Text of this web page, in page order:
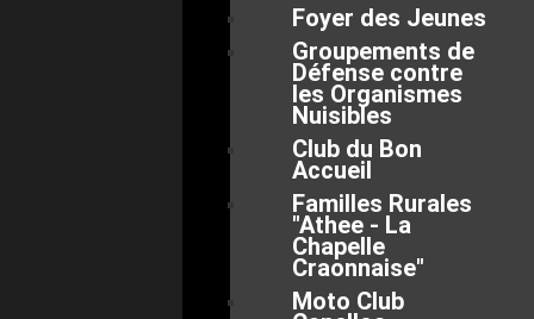
Foyer des Jeunes
Groupements de
Défense contre
les Organismes
Nuisibles
Club du Bon
Accueil
Familles Rurales
"Athee - La
Chapelle
Craonnaise"
Moto Club